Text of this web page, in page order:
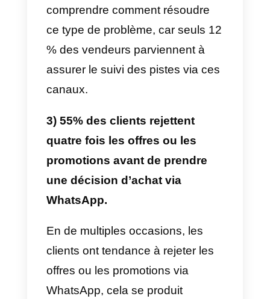
à défaut, le lise mais oublie d’y
répondre. Tout le monde reçoit
quotidiennement de nombreux
simple message de suivi peut
facilement réactiver une
négociation et conclure une
vente.
2) Seuls 12 % des
professionnels de la vente
effectuent 6 suivis ou plus sur